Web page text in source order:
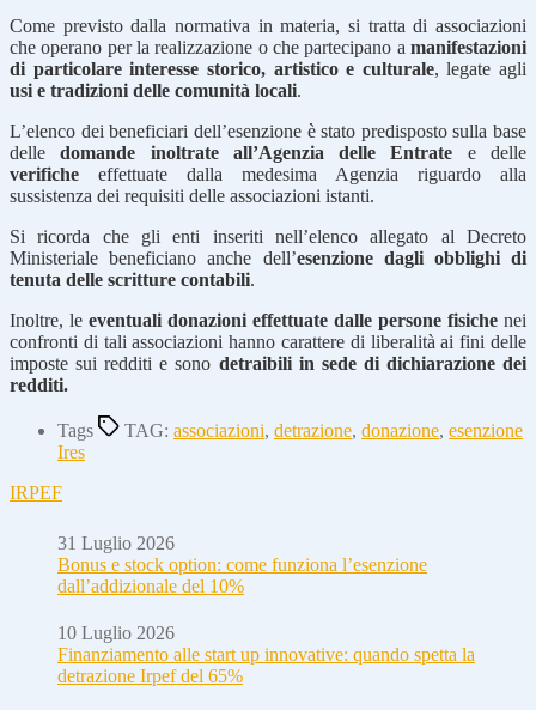
Come previsto dalla normativa in materia, si tratta di associazioni
che operano per la realizzazione o che partecipano a manifestazioni
di particolare interesse storico, artistico e culturale, legate agli
usi e tradizioni delle comunità locali.
L’elenco dei beneficiari dell’esenzione è stato predisposto sulla base
delledomande inoltrate all’Agenzia delle Entrate e delle
verifiche effettuate dalla medesima Agenzia riguardo alla
sussistenza dei requisiti delle associazioni istanti.
Si ricorda che gli enti inseriti nell’elenco allegato al Decreto
Ministeriale beneficiano anche dell’esenzione dagli obblighi di
tenuta delle scritture contabili.
Inoltre, le eventuali donazioni effettuate dalle persone fisiche nei
confronti di tali associazioni hanno carattere di liberalità ai fini delle
imposte sui redditi e sono detraibili in sede di dichiarazione dei
redditi.
Tags TAG: associazioni, detrazione, donazione, esenzione
Ires
IRPEF
31 Luglio 2026
Bonus e stock option: come funziona l’esenzione
dall’addizionale del 10%
10 Luglio 2026
Finanziamento alle start up innovative: quando spetta la
detrazione Irpef del 65%